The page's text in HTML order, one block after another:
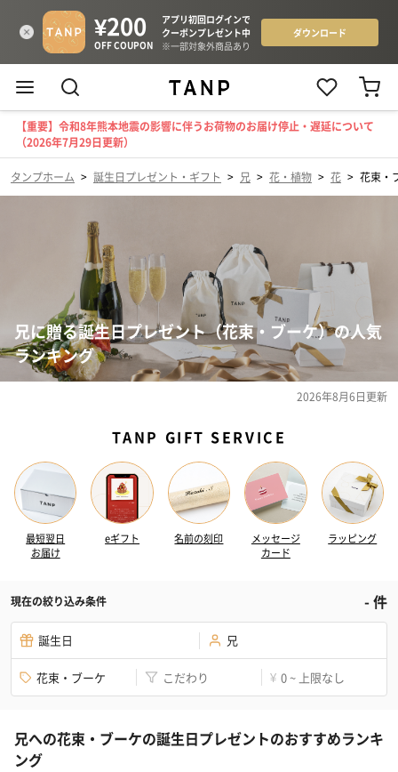
【重要】令和8年熊本地震の影響に伴うお荷物のお届け停止・遅延について
（2026年7月29日更新）
タンプホーム > 誕生日プレゼント・ギフト > 兄 > 花・植物 > 花 > 花束・
兄に贈る誕生日プレゼント（花束・ブーケ）の人気
ランキング
2026年8月6日更新
TANP GIFT SERVICE
最短翌日
お届け
eギフト 名前の刻印
メッセージ
カード
ラッピング
現在の絞り込み条件 -件
誕生日 兄
花束・ブーケ こだわり ¥ 0 ~ 上限なし
兄への花束・ブーケの誕生日プレゼントのおすすめランキ
ング